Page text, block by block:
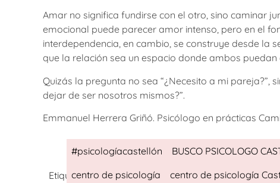
Amar no significa fundirse con el otro, sino caminar
emocional puede parecer amor intenso, pero en el
interdependencia, en cambio, se construye desde la
que la relación sea un espacio donde ambos puedan
Quizás la pregunta no sea “¿Necesito a mi pareja?”,
dejar de ser nosotros mismos?”.
Emmanuel Herrera Griñó. Psicólogo en prácticas
Etiquetas
#psicologíacastellón BUSCO PSICOLOGO
centro de psicología
centro de psicología